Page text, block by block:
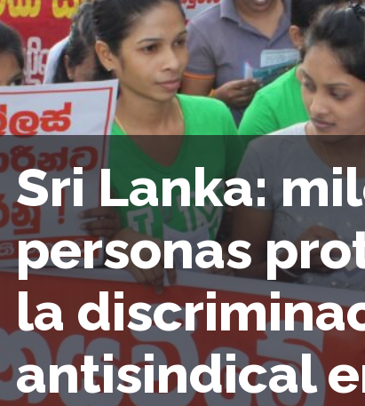
Sri Lanka:
personas
la
antisindical